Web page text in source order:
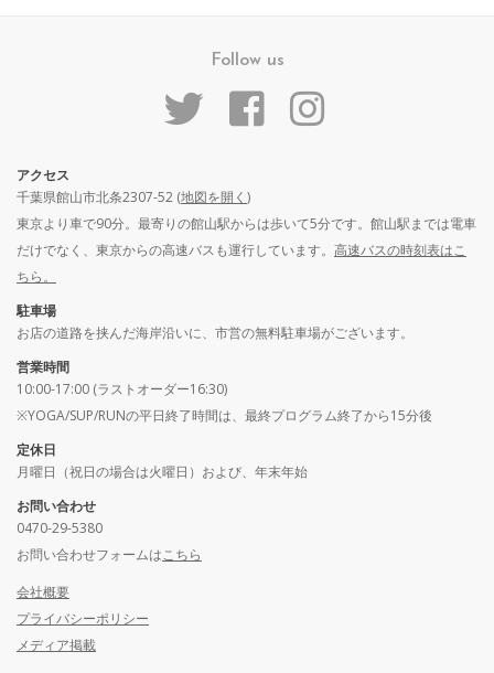
Follow us
アクセス
千葉県館山市北条2307-52 (地図を開く )
東京より車で90分。最寄りの館山駅からは歩いて5分です。館山駅までは電車
だけでなく、東京からの高速バスも運行しています。 高速バスの時刻表はこ
ちら。
駐車場
お店の道路を挟んだ海岸沿いに、市営の無料駐車場がございます。
営業時間
10:00-17:00 (ラストオーダー16:30)
※YOGA/SUP/RUNの平日終了時間は、最終プログラム終了から15分後
定休日
月曜日（祝日の場合は火曜日）および、年末年始
お問い合わせ
0470-29-5380
お問い合わせフォームはこちら
会社概要
プライバシーポリシー
メディア掲載